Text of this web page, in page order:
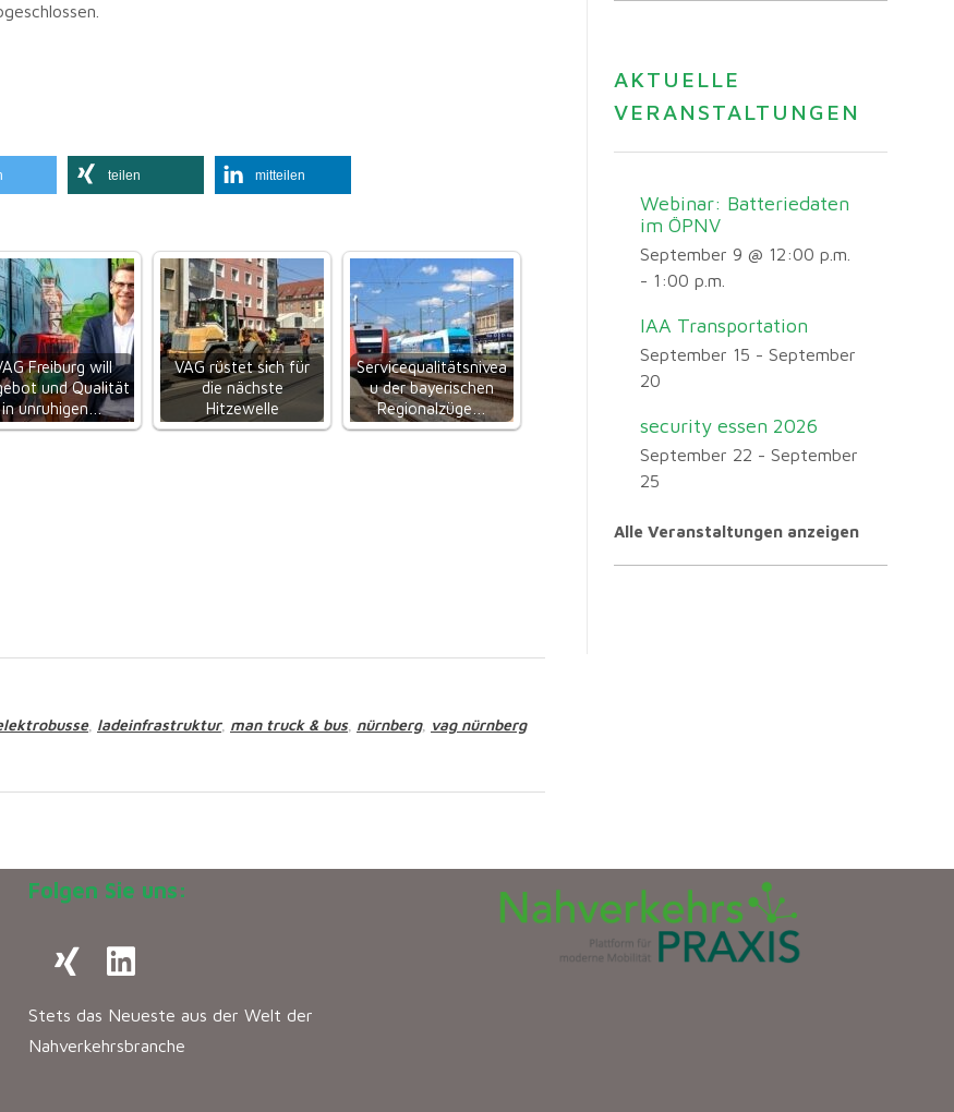
teilen mitteilen
Freiburg will
und Qualität
in unruhigen…
VAG rüstet sich für
die nächste
Hitzewelle
Servicequalitätsnivea
u der bayerischen
Regionalzüge…
, ladeinfrastruktur, man truck & bus, nürnberg, vag nürnberg
AKTUELLE
VERANSTALTUNGEN
Webinar: Batteriedaten
im ÖPNV
September 9 @ 12:00 p.m.
- 1:00 p.m.
IAA Transportation
September 15 - September
20
security essen 2026
September 22 - September
25
Alle Veranstaltungen anzeigen
Folgen Sie uns:
Stets das Neueste aus der Welt der
Nahverkehrsbranche